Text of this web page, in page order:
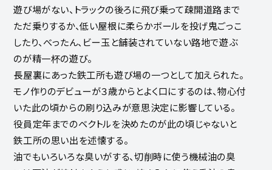
遊び場がない、トラックの後ろに飛び乗って疎開道路まで
ただ乗りするか、低い屋根に柔らかボールを投げ鬼ごっこ
したり、べったん、ビー玉と舗装されていない路地で遊ぶ
のが精一杯の遊び。
長屋裏にあった鉄工所も遊び場の一つとして加えられた。
モノ作りのデビューが３歳からとよく口にするのは、物心付
いた此の頃からの刷り込みが意思決定に影響している。
役員定年までのベクトルを決めたのが此の頃じゃないと
鉄工所の思い出を述懐する。
油でもいろいろな臭いがする、切削時に使う機械油の臭